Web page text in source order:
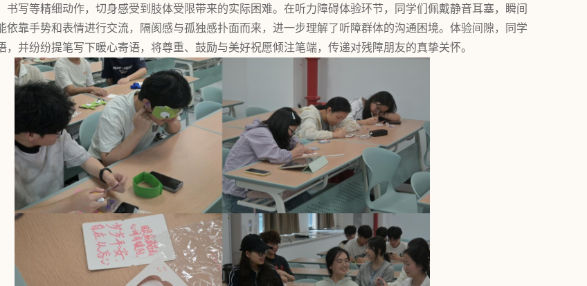
书写等精细动作，切身感受到肢体受限带来的实际困难。在听力障碍体验环节，同学们佩戴静音耳塞，瞬间
依靠手势和表情进行交流，隔阂感与孤独感扑面而来，进一步理解了听障群体的沟通困境。体验间隙，同学
，并纷纷提笔写下暖心寄语，将尊重、鼓励与美好祝愿倾注笔端，传递对残障朋友的真挚关怀。